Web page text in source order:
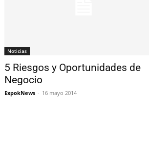
Noticias
5 Riesgos y Oportunidades de
Negocio
ExpokNews - 16 mayo 2014